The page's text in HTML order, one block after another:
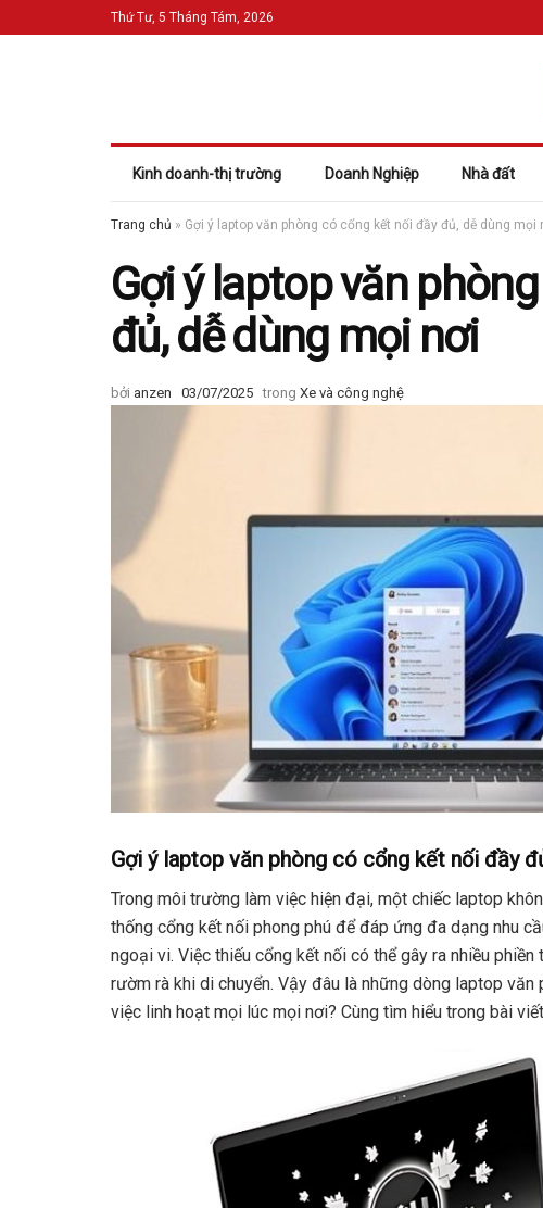
Thứ Tư, 5 Tháng Tám, 2026
Kinh doanh-thị trường Doanh Nghiệp Nhà đất
Trang chủ » Gợi ý laptop văn phòng có cổng kết nối đầy đủ, dễ dùng mọi
Gợi ý laptop văn
đủ, dễ dùng mọi nơi
bởi anzen 03/07/2025 trong Xe và công nghệ
Gợi ý laptop văn phòng có cổng kết nối đầy
Trong môi trường làm việc hiện đại, một chiếc laptop
thống cổng kết nối phong phú để đáp ứng đa dạng nhu
ngoại vi. Việc thiếu cổng kết nối có thể gây ra nhiều
rườm rà khi di chuyển. Vậy đâu là những dòng laptop
việc linh hoạt mọi lúc mọi nơi? Cùng tìm hiểu trong bài